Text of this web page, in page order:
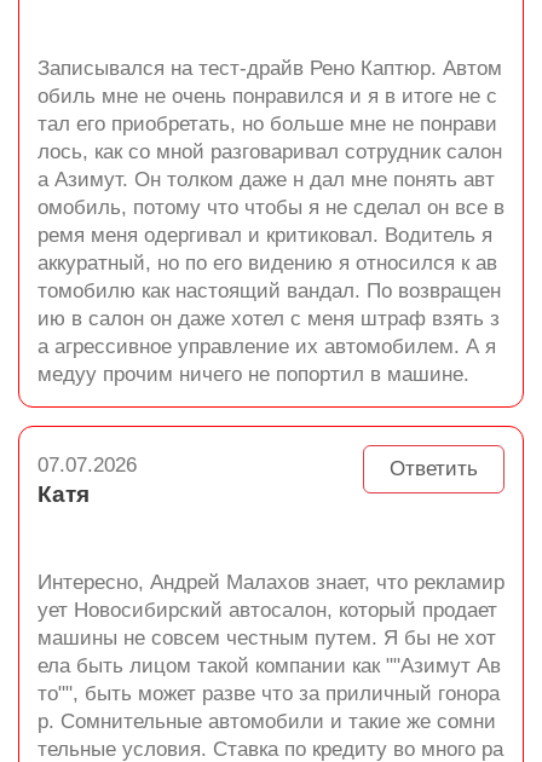
Записывался на тест-драйв Рено Каптюр. Автом
обиль мне не очень понравился и я в итоге не с
тал его приобретать, но больше мне не понрави
лось, как со мной разговаривал сотрудник салон
а Азимут. Он толком даже н дал мне понять авт
омобиль, потому что чтобы я не сделал он все в
ремя меня одергивал и критиковал. Водитель я
аккуратный, но по его видению я относился к ав
томобилю как настоящий вандал. По возвращен
ию в салон он даже хотел с меня штраф взять з
а агрессивное управление их автомобилем. А я
медуу прочим ничего не попортил в машине.
Ответить
07.07.2026
Катя
Интересно, Андрей Малахов знает, что рекламир
ует Новосибирский автосалон, который продает
машины не совсем честным путем. Я бы не хот
ела быть лицом такой компании как ""Азимут Ав
то"", быть может разве что за приличный гонора
р. Сомнительные автомобили и такие же сомни
тельные условия. Ставка по кредиту во много ра